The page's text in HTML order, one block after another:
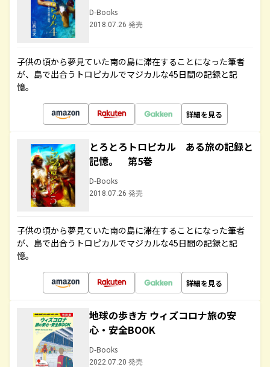
D-Books
2018.07.26 発売
子供の頃から夢見ていた南の島に滞在することになった筆者
が、島で出合うトロピカルでマジカルな45日間の記録と記
憶。
詳細を見る
とろとろトロピカル ある旅の記録と
記憶。 第5巻
D-Books
2018.07.26 発売
子供の頃から夢見ていた南の島に滞在することになった筆者
が、島で出合うトロピカルでマジカルな45日間の記録と記
憶。
詳細を見る
地球の歩き方 ウィズコロナ旅の安
心・安全BOOK
D-Books
2022.07.20 発売